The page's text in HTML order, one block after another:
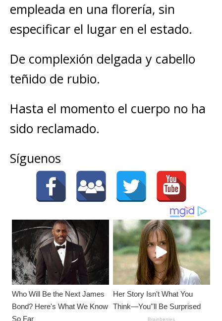
empleada en una florería, sin
especificar el lugar en el estado.
De complexión delgada y cabello
teñido de rubio.
Hasta el momento el cuerpo no ha
sido reclamado.
Síguenos